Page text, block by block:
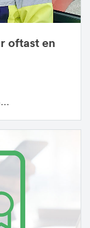
oftast en